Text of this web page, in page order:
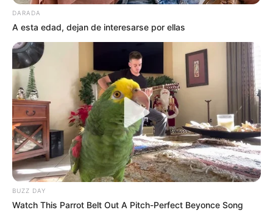
DARADA
A esta edad, dejan de interesarse por ellas
BUZZ DAY
Watch This Parrot Belt Out A Pitch-Perfect Beyonce Song